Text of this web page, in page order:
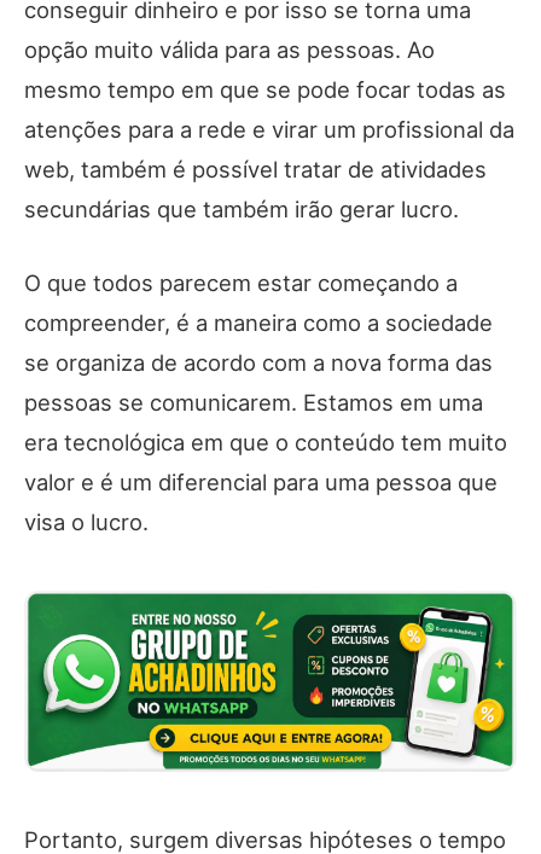
conseguir dinheiro e por isso se torna uma
opção muito válida para as pessoas. Ao
mesmo tempo em que se pode focar todas as
atenções para a rede e virar um profissional da
web, também é possível tratar de atividades
secundárias que também irão gerar lucro.
O que todos parecem estar começando a
compreender, é a maneira como a sociedade
se organiza de acordo com a nova forma das
pessoas se comunicarem. Estamos em uma
era tecnológica em que o conteúdo tem muito
valor e é um diferencial para uma pessoa que
visa o lucro.
Portanto, surgem diversas hipóteses o tempo